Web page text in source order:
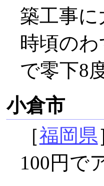
築工事に
時頃の
で零下8
小倉市
［福岡県
100円で